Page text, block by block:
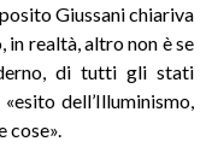
Giussani chiariva
realtà, altro non è se
di tutti gli stati
dell’Illuminismo,
cose».